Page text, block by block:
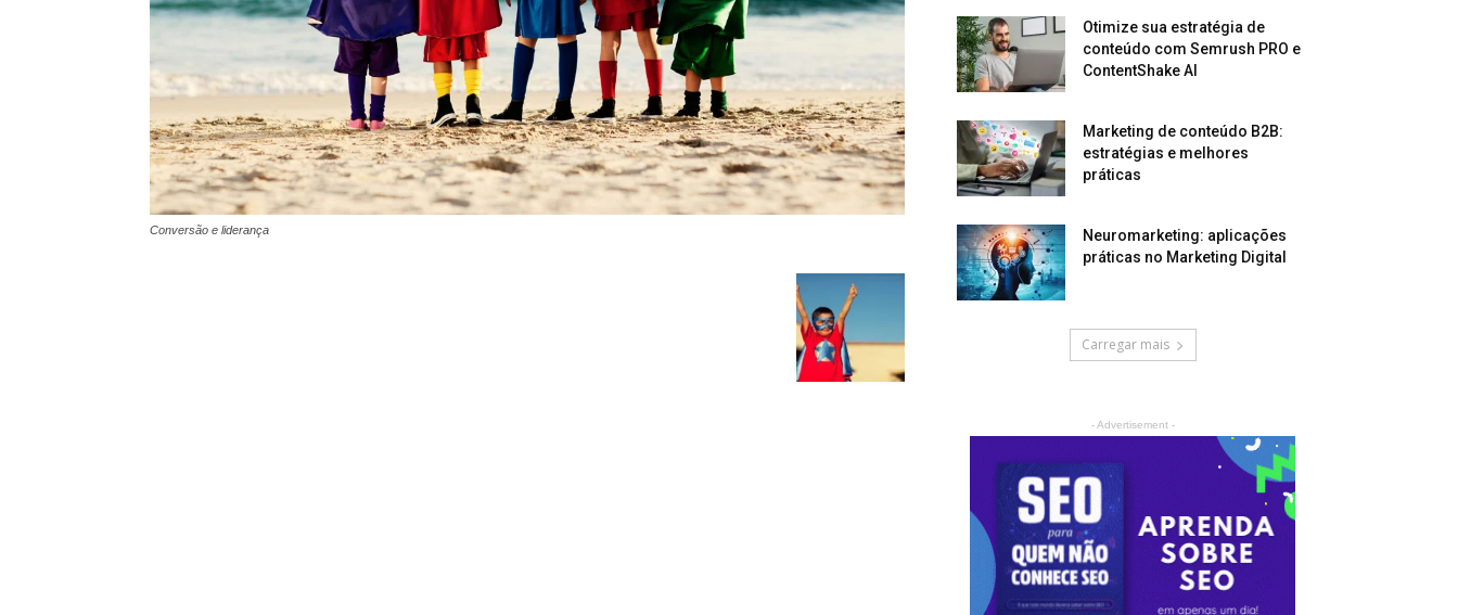
Conversão e liderança
Otimize sua estratégia de
conteúdo com Semrush PRO e
ContentShake AI
Marketing de conteúdo B2B:
estratégias e melhores
práticas
Neuromarketing: aplicações
práticas no Marketing Digital
Carregar mais
- Advertisement -